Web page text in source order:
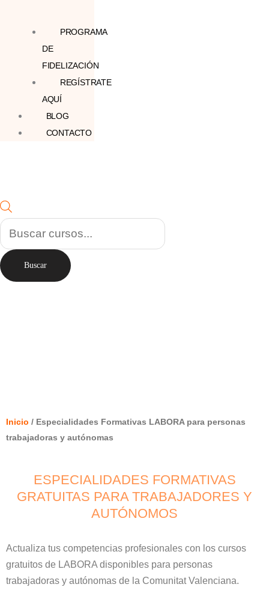
PROGRAMA
DE
FIDELIZACIÓN
REGÍSTRATE
AQUÍ
BLOG
CONTACTO
Buscar
Inicio / Especialidades Formativas LABORA para personas
trabajadoras y autónomas
ESPECIALIDADES FORMATIVAS
GRATUITAS PARA TRABAJADORES Y
AUTÓNOMOS
Actualiza tus competencias profesionales con los cursos
gratuitos de LABORA disponibles para personas
trabajadoras y autónomas de la Comunitat Valenciana.